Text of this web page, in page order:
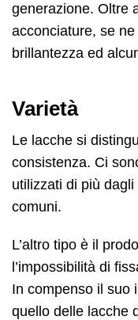
generazione. Oltre
acconciature, se
brillantezza ed
Varietà
Le lacche si
consistenza. Ci
utilizzati di più
comuni.
L’altro tipo è il
l’impossibilità di
In compenso il suo
quello delle lacche